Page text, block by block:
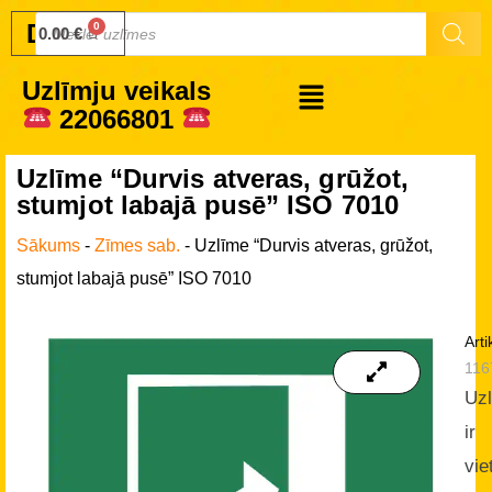
Druku.lv
0.00€
Uzlīmju veikals
22066801
Uzlīme “Durvis atveras, grūžot,
stumjot labajā pusē” ISO 7010
Sākums - Zīmes sab. - Uzlīme “Durvis atveras, grūžot,
stumjot labajā pusē” ISO 7010
ir